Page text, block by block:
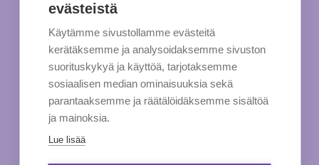
evästeistä
Käytämme sivustollamme evästeitä
kerätäksemme ja analysoidaksemme sivuston
suorituskykyä ja käyttöä, tarjotaksemme
sosiaalisen median ominaisuuksia sekä
parantaaksemme ja räätälöidäksemme sisältöä
ja mainoksia.
Lue lisää